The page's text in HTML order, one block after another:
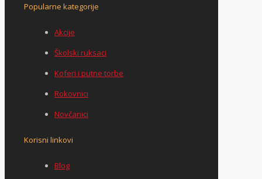
Popularne kategorije
Akcije
Školski ruksaci
Koferi i putne torbe
Rokovnici
Novčanici
Korisni linkovi
Blog